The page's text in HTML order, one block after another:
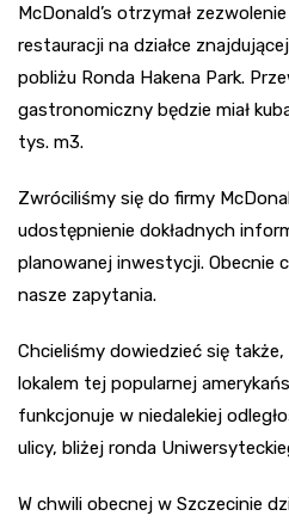
McDonald’s otrzymał
restauracji na działce
pobliżu Ronda Hakena Park.
gastronomiczny będzie miał
tys. m3.
Zwróciliśmy się do firmy
udostępnienie dokładnych
planowanej inwestycji. Obecnie
nasze zapytania.
Chcieliśmy dowiedzieć się
lokalem tej popularnej
funkcjonuje w niedalekiej
ulicy, bliżej ronda
W chwili obecnej w Szczecinie